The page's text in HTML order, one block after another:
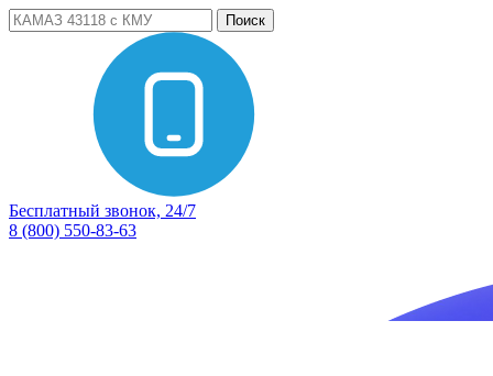
Поиск
Бесплатный звонок, 24/7
8 (800) 550-83-63